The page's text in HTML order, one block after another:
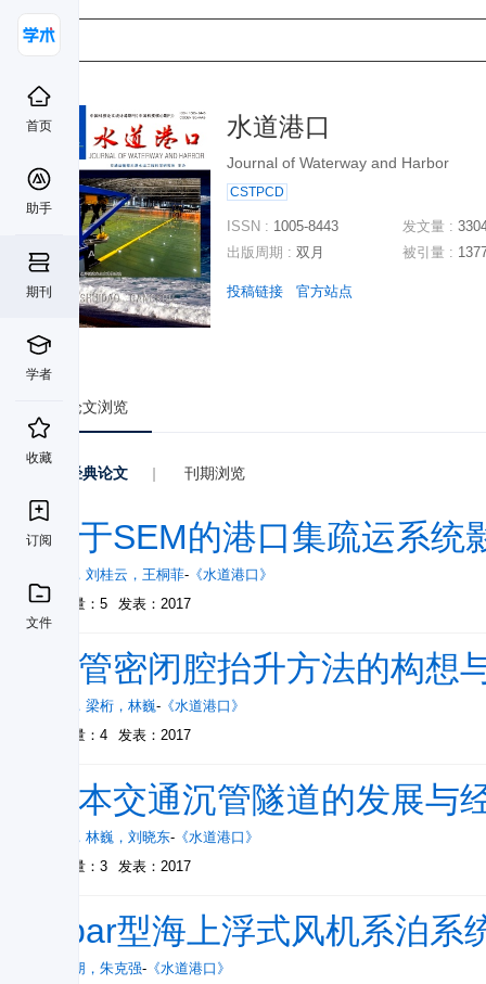
首页
助手
期刊
学者
收藏
订阅
文件
水道港口
Journal of Waterway and Harbor
CSTPCD
ISSN : 1005-8443
出版周期 : 双月
发文量 :
被引量 :
投稿链接 官方站点
论文浏览
经典论文 | 刊期浏览
基于SEM的港口集疏运系统
， 刘桂云 ， 王桐菲- 《水道港口》
被引量：5
发表：2017
沉管密闭腔抬升方法的构想
， 梁桁 ， 林巍- 《水道港口》
被引量：4
发表：2017
日本交通沉管隧道的发展与
， 林巍 ， 刘晓东- 《水道港口》
被引量：3
发表：2017
Spar型海上浮式风机系泊系
张大朋 ， 朱克强- 《水道港口》